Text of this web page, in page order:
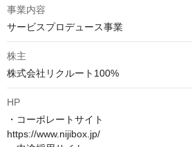
事業内容
サービスプロデュース事業
株主
株式会社リクルート100%
HP
・コーポレートサイト
https://www.nijibox.jp/